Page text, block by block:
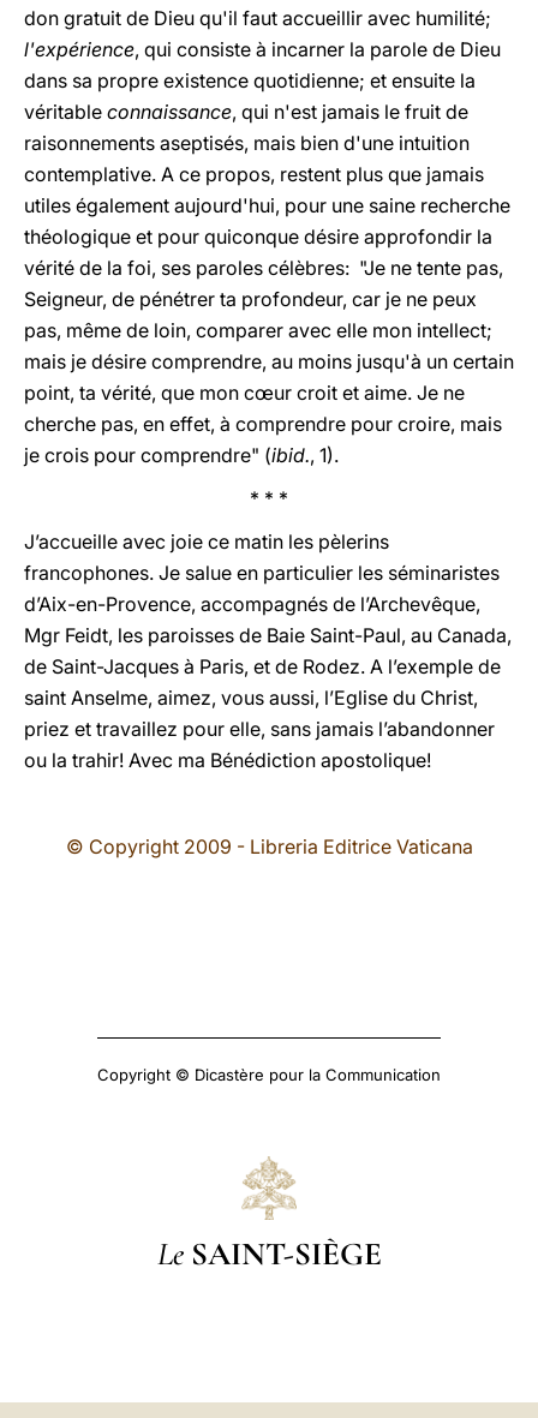
don gratuit de Dieu qu'il faut accueillir avec humilité;
l'expérience, qui consiste à incarner la parole de Dieu
dans sa propre existence quotidienne; et ensuite la
véritable connaissance, qui n'est jamais le fruit de
raisonnements aseptisés, mais bien d'une intuition
contemplative. A ce propos, restent plus que jamais
utiles également aujourd'hui, pour une saine recherche
théologique et pour quiconque désire approfondir la
vérité de la foi, ses paroles célèbres: "Je ne tente pas,
Seigneur, de pénétrer ta profondeur, car je ne peux
pas, même de loin, comparer avec elle mon intellect;
mais je désire comprendre, au moins jusqu'à un certain
point, ta vérité, que mon cœur croit et aime. Je ne
cherche pas, en effet, à comprendre pour croire, mais
je crois pour comprendre" (ibid., 1).
* * *
J’accueille avec joie ce matin les pèlerins
francophones. Je salue en particulier les séminaristes
d’Aix-en-Provence, accompagnés de l’Archevêque,
Mgr Feidt, les paroisses de Baie Saint-Paul, au Canada,
de Saint-Jacques à Paris, et de Rodez. A l’exemple de
saint Anselme, aimez, vous aussi, l’Eglise du Christ,
priez et travaillez pour elle, sans jamais l’abandonner
ou la trahir! Avec ma Bénédiction apostolique!
© Copyright 2009 - Libreria Editrice Vaticana
Copyright © Dicastère pour la Communication
Le SAINT-SIÈGE